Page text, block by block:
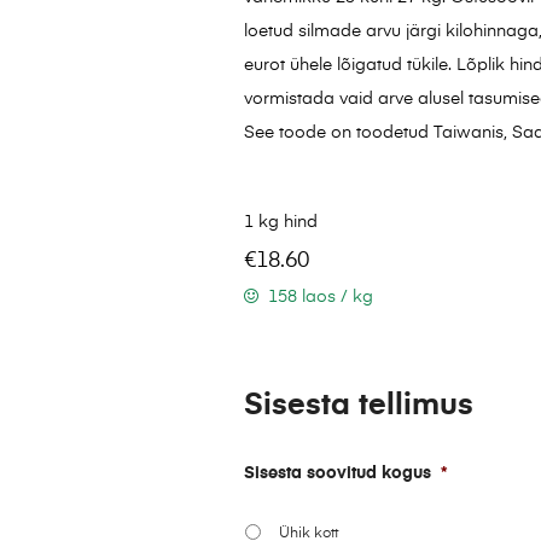
loetud silmade arvu järgi
eurot ühele lõigatud tükile. Lõplik
vormistada vaid arve alusel
See toode on toodetud Taiwanis,
1 kg hind
€18.60
158 laos / kg
Sisesta tellimus
Sisesta soovitud kogus *
Ühik kott